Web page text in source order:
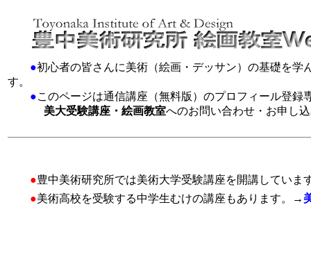
●初心者の皆さんに美術（絵画・デッサン）の基礎を
す。
●このページは通信講座（無料版）のプロフィール登録
美大受験講座・絵画教室へのお問い合わせ・お申し
●豊中美術研究所では美術大学受験講座を開講していま
●美術高校を受験する中学生むけの講座もあります。→